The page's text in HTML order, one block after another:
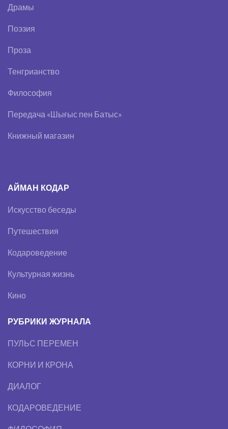
Драмы
Поэзия
Проза
Тенгрианство
Философия
Передача «Шығыс пен Батыс»
Книжный магазин
АЙМАН КОДАР
Искусство беседы
Путешествия
Кодароведение
Культурная жизнь
Кино
РУБРИКИ ЖУРНАЛА
ПУЛЬС ПЕРЕМЕН
КОРНИ И КРОНА
ДИАЛОГ
КОДАРОВЕДЕНИЕ